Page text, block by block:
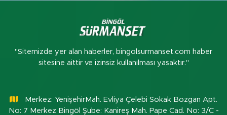
"Sitemizde yer alan haberler, bingolsurmanset.com haber
sitesine aittir ve izinsiz kullanılması yasaktır."
Merkez: YenişehirMah. Evliya Çelebi Sokak Bozgan Apt.
No: 7 Merkez Bingöl Şube: Kanireş Mah. Pape Cad. No: 3/C -